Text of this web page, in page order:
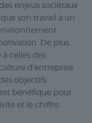
enjeux sociétaux
son travail a un
De plus,
à celles des
d’entreprise
objectifs
bénéfique pour
et le chiffre